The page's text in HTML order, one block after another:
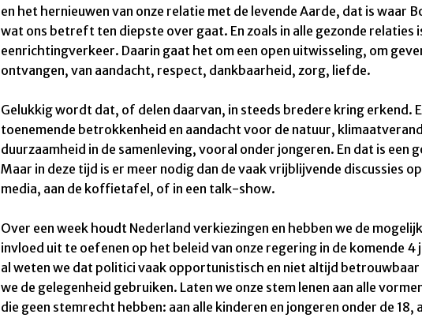
en het hernieuwen van onze relatie met de levende Aarde, dat is waar
wat ons betreft ten diepste over gaat. En zoals in alle gezonde relaties
eenrichtingverkeer. Daarin gaat het om een open uitwisseling, om
ontvangen, van aandacht, respect, dankbaarheid, zorg, liefde.
Gelukkig wordt dat, of delen daarvan, in steeds bredere kring erkend.
toenemende betrokkenheid en aandacht voor de natuur,
duurzaamheid in de samenleving, vooral onder jongeren. En dat is een
Maar in deze tijd is er meer nodig dan de vaak vrijblijvende discussies
media, aan de koffietafel, of in een talk-show.
Over een week houdt Nederland verkiezingen en hebben we de
invloed uit te oefenen op het beleid van onze regering in de komende 4
al weten we dat politici vaak opportunistisch en niet altijd betrouwbaar
we de gelegenheid gebruiken. Laten we onze stem lenen aan alle
die geen stemrecht hebben: aan alle kinderen en jongeren onder de 18,